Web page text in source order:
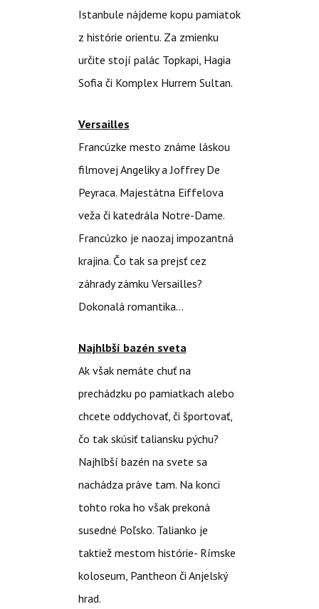
Istanbule nájdeme kopu pamiatok
z histórie orientu. Za zmienku
určite stojí palác Topkapi, Hagia
Sofia či Komplex Hurrem Sultan.
Versailles
Francúzke mesto známe láskou
filmovej Angeliky a Joffrey De
Peyraca. Majestátna Eiffelova
veža či katedrála Notre-Dame.
Francúzko je naozaj impozantná
krajina. Čo tak sa prejsť cez
záhrady zámku Versailles?
Dokonalá romantika…
Najhlbší bazén sveta
Ak však nemáte chuť na
prechádzku po pamiatkach alebo
chcete oddychovať, či športovať,
čo tak skúsiť taliansku pýchu?
Najhlbší bazén na svete sa
nachádza práve tam. Na konci
tohto roka ho však prekoná
susedné Poľsko. Talianko je
taktiež mestom histórie- Rímske
koloseum, Pantheon či Anjelský
hrad.